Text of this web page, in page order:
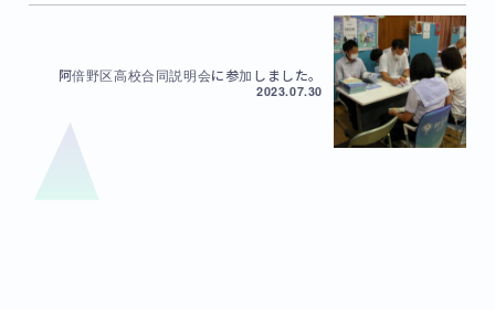
阿倍野区高校合同説明会に参加しました。
2023.07.30